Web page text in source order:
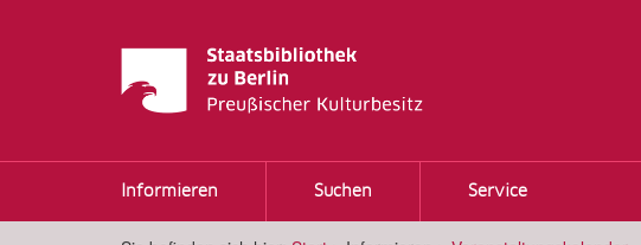
Informieren Suchen Service